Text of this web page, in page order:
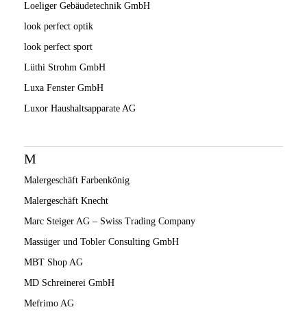
Loeliger Gebäudetechnik GmbH
look perfect optik
look perfect sport
Lüthi Strohm GmbH
Luxa Fenster GmbH
Luxor Haushaltsapparate AG
M
Malergeschäft Farbenkönig
Malergeschäft Knecht
Marc Steiger AG – Swiss Trading Company
Massüger und Tobler Consulting GmbH
MBT Shop AG
MD Schreinerei GmbH
Mefrimo AG